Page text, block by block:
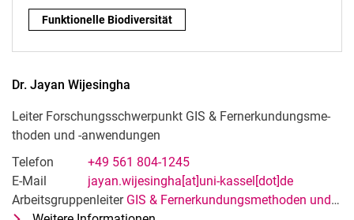
Forschungsschwerpunkt:
Funktionelle Biodiversität
Dr. Jayan Wijesingha
Leiter Forschungsschwerpunkt GIS & Fern­er­kun­dungs­me­
tho­den und -an­wen­dun­gen
Telefon
+49 561 804-1245
E-Mail
jayan.wijesingha[at]uni-kassel[dot]de
Arbeitsgruppenleiter
GIS & Fernerkundungsmethoden und -anwendungen